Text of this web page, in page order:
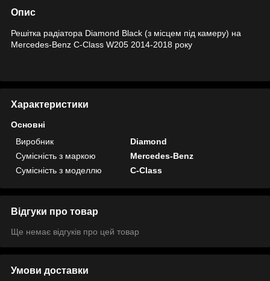
Опис
Решітка радіатора Diamond Black (з місцем під камеру) на
Mercedes-Benz C-Class W205 2014-2018 року
Характеристики
Основні
Виробник
Diamond
Сумісність з маркою
Mercedes-Benz
Сумісність з моделлю
C-Class
Відгуки про товар
Ще немає відгуків про цей товар
Умови доставки